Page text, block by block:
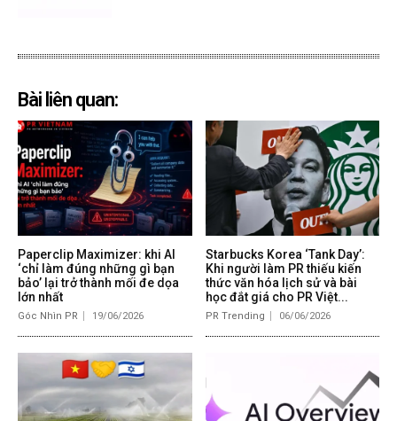
Bài liên quan:
Paperclip Maximizer: khi AI
‘chỉ làm đúng những gì bạn
bảo’ lại trở thành mối đe dọa
lớn nhất
Góc Nhìn PR 19/06/2026
Starbucks Korea ‘Tank Day’:
Khi người làm PR thiếu kiến
thức văn hóa lịch sử và bài
học đắt giá cho PR Việt...
PR Trending 06/06/2026